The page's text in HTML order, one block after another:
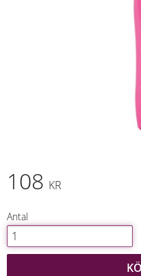
108 KR
Antal